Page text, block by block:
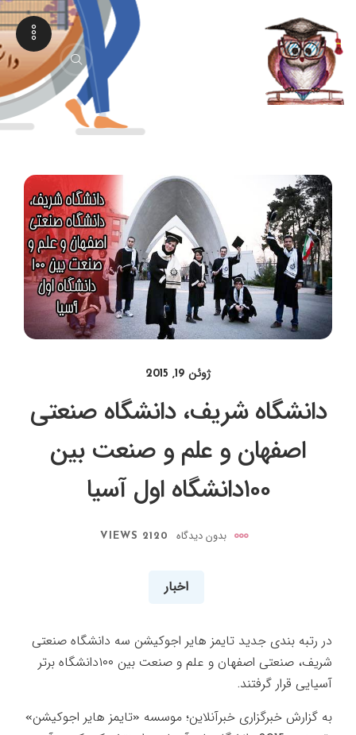
ژوئن 19, 2015
دانشگاه شریف، دانشگاه صنعتی
اصفهان و علم و صنعت بین
۱۰۰دانشگاه اول آسیا
بدون دیدگاه 2120 VIEWS
اخبار
در رتبه بندی جدید تایمز هایر اجوکیشن سه دانشگاه صنعتی
شریف، صنعتی اصفهان و علم و صنعت بین ۱۰۰دانشگاه برتر
آسیایی قرار گرفتند.
به گزارش خبرگزاری خبرآنلاین؛ موسسه «تایمز هایر اجوکیشن»